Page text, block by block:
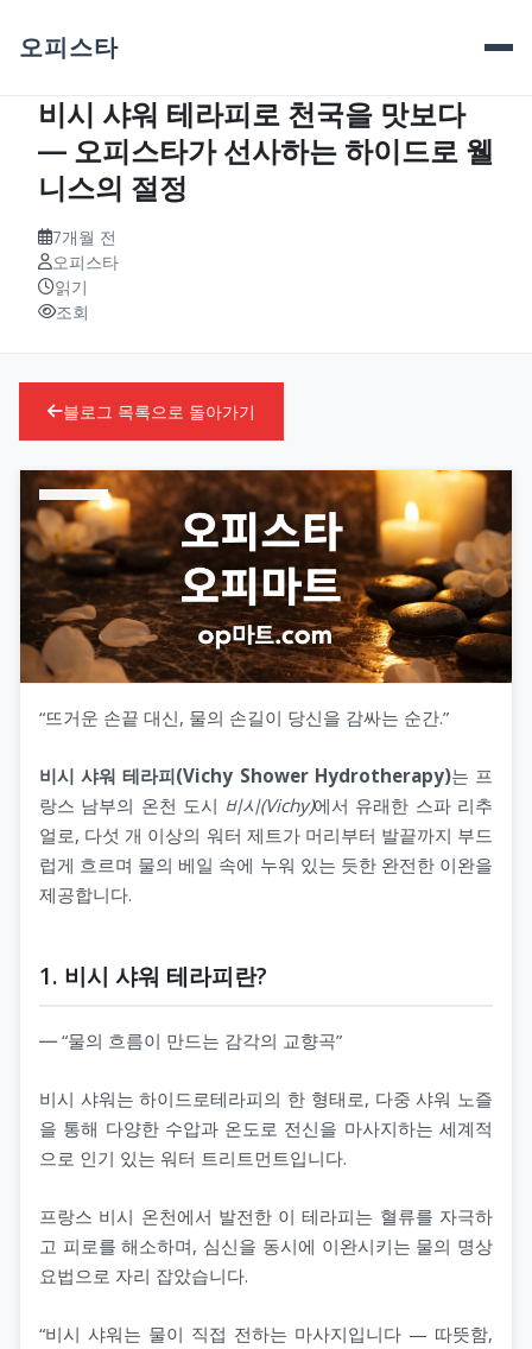
오피스타
비시 샤워 테라피로 천국을 맛보다
― 오피스타가 선사하는 하이드로 웰
니스의 절정
7개월 전
오피스타
읽기
조회
블로그 목록으로 돌아가기
“뜨거운 손끝 대신, 물의 손길이 당신을 감싸는 순간.”
비시 샤워 테라피(Vichy Shower Hydrotherapy)는 프
랑스 남부의 온천 도시 비시(Vichy)에서 유래한 스파 리추
얼로, 다섯 개 이상의 워터 제트가 머리부터 발끝까지 부드
럽게 흐르며 물의 베일 속에 누워 있는 듯한 완전한 이완을
제공합니다.
1. 비시 샤워 테라피란?
― “물의 흐름이 만드는 감각의 교향곡”
비시 샤워는 하이드로테라피의 한 형태로, 다중 샤워 노즐
을 통해 다양한 수압과 온도로 전신을 마사지하는 세계적
으로 인기 있는 워터 트리트먼트입니다.
프랑스 비시 온천에서 발전한 이 테라피는 혈류를 자극하
고 피로를 해소하며, 심신을 동시에 이완시키는 물의 명상
요법으로 자리 잡았습니다.
“비시 샤워는 물이 직접 전하는 마사지입니다 — 따뜻함,